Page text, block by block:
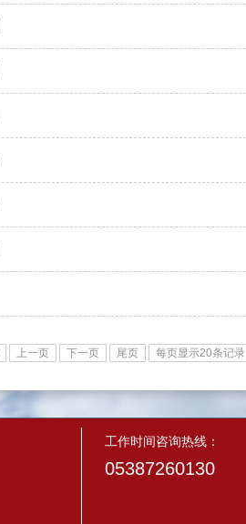
上一页 下一页 尾页 每页显示20条记录
工作时间咨询热线：
05387260130